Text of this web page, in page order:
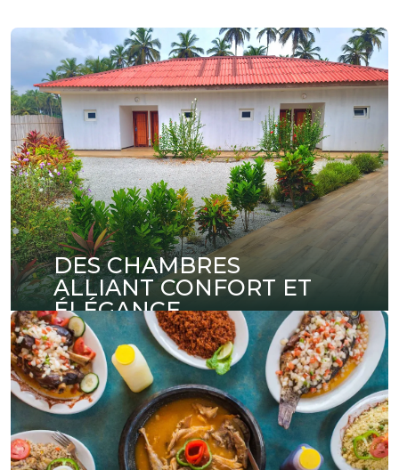
PROFESSIONNEL
D’EXCEPTION
Organisez vos réunions, séminaires et
conférences dans des espaces modernes
entièrement équipés et pensés pour la réussite
de vos événements professionnels.
DES CHAMBRES
ALLIANT CONFORT ET
ÉLÉGANCE
Découvrez nos chambres au design soigné,
offrant un confort absolu pour votre séjour.